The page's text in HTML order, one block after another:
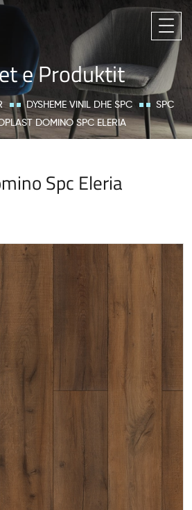
e Produktit
DYSHEME VINIL DHE SPC
SPC
DOMINO SPC ELERIA
Spc Eleria